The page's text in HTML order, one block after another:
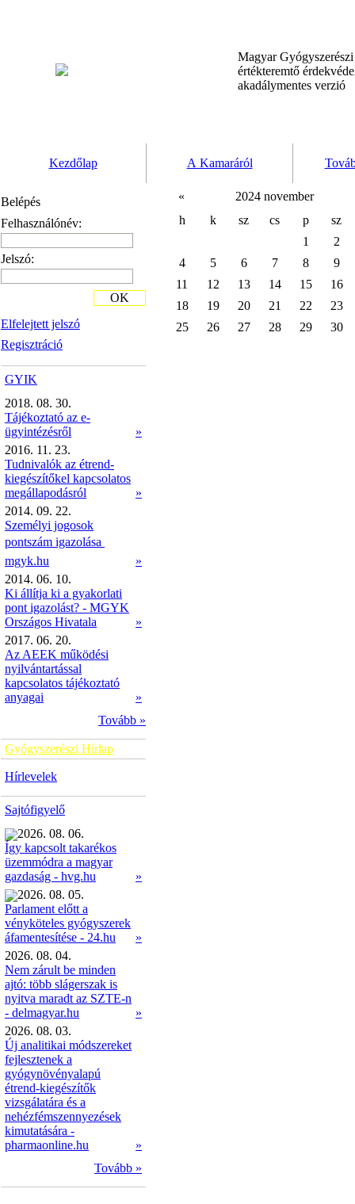
Magyar
értékteremtő
akadálymentes verzió
Kezdőlap A Kamaráról
Belépés
Felhasználónév:
Jelszó:
Elfelejtett jelszó
Regisztráció
OK
GYIK
2018. 08. 30.
Tájékoztató az e-
ügyintézésről
»
2016. 11. 23.
Tudnivalók az étrend-
kiegészítőkel kapcsolatos
megállapodásról
»
2014. 09. 22.
Személyi jogosok
pontszám igazolása 
mgyk.hu
»
2014. 06. 10.
Ki állítja ki a gyakorlati
pont igazolást? - MGYK
Országos Hivatala
»
2017. 06. 20.
Az AEEK működési
nyilvántartással
kapcsolatos tájékoztató
anyagai
»
Tovább »
Gyógyszerészi Hírlap
Hírlevelek
Sajtófigyelő
2026. 08. 06.
Így kapcsolt takarékos
üzemmódra a magyar
gazdaság - hvg.hu
»
2026. 08. 05.
Parlament előtt a
vényköteles gyógyszerek
áfamentesítése - 24.hu
»
2026. 08. 04.
Nem zárult be minden
ajtó: több slágerszak is
nyitva maradt az SZTE-n
- delmagyar.hu
»
2026. 08. 03.
Új analitikai módszereket
fejlesztenek a
gyógynövényalapú
étrend-kiegészítők
vizsgálatára és a
nehézfémszennyezések
kimutatására -
pharmaonline.hu
»
Tovább »
«
2024 november
h
k sz cs p
sz
1
2
4
5 6 7 8
9
11
12 13 14 15
16
18
19 20 21 22
23
25
26 27 28 29 30